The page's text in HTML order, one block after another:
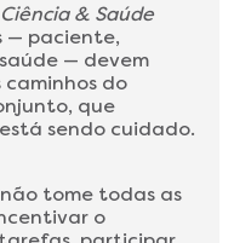
Ciência & Saúde
— paciente,
— devem
caminhos do
que
sendo cuidado.
tome todas as
o